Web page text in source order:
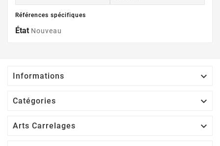
Références spécifiques
État Nouveau
Informations 
Catégories 
Arts Carrelages 